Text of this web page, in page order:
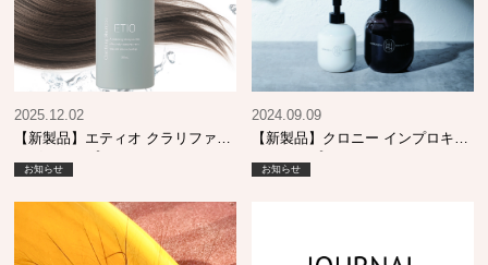
【新製品】エティオ クラリファイ
2025.12.02
お知らせ
【新製品】クロニー インプロキュ
SI
2024.09.09
お知らせ